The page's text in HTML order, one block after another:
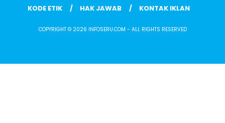
KODE ETIK
HAK JAWAB KONTAK IKLAN
COPYRIGHT © 2026 INFOSERU.COM - ALL RIGHTS RESERVED